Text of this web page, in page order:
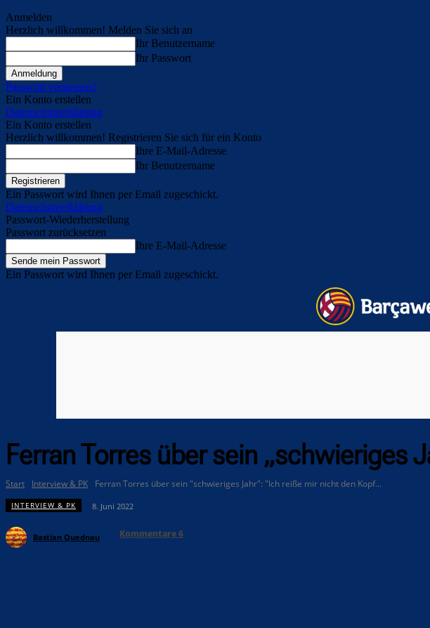
Anmelden
Herzlich willkommen! Melden Sie sich an
Ihr Benutzername
Ihr Passwort
Passwort vergessen?
Ein Konto erstellen
Datenschutzerklärung
Ein Konto erstellen
Herzlich willkommen! Registrieren Sie sich für ein Konto
Ihre E-Mail-Adresse
Ihr Benutzername
Ein Passwort wird Ihnen per Email zugeschickt.
Datenschutzerklärung
Passwort-Wiederherstellung
Passwort zurücksetzen
Ihre E-Mail-Adresse
Ein Passwort wird Ihnen per Email zugeschickt.
Ferran Torres über sein „schwieriges
Start Interview & PK Ferran Torres über sein "schwieriges Jahr": "Ich reiße mir nicht den Kopf...
INTERVIEW & PK 8. Juni 2022
Bastian Quednau Kommentare6